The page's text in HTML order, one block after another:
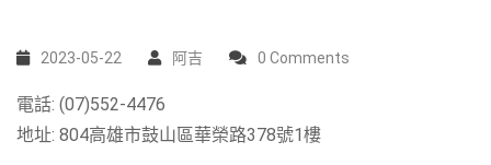
2023-05-22 阿吉 0 Comments
電話: (07)552-4476
地址: 804高雄市鼓山區華榮路378號1樓